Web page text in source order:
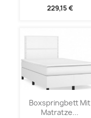
229,15 €
Boxspringbett Mit
Matratze...